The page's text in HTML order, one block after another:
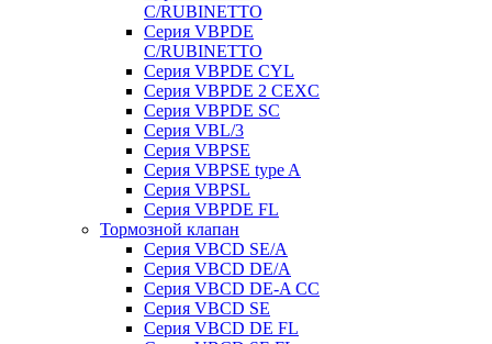
C/RUBINETTO
Серия VBPDE
C/RUBINETTO
Серия VBPDE CYL
Серия VBPDE 2 CEXC
Серия VBPDE SC
Серия VBL/3
Серия VBPSE
Серия VBPSE type A
Серия VBPSL
Серия VBPDE FL
Тормозной клапан
Серия VBCD SE/A
Серия VBCD DE/A
Серия VBCD DE-A CC
Серия VBCD SE
Серия VBCD DE FL